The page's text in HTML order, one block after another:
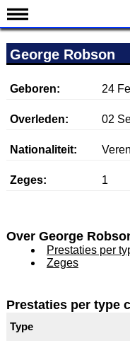
Nieuws
Kalender
Uitslagen
Teams
IndyCar 101
George Robson
Geboren: 24
Overleden: 02
Nationaliteit:
Zeges: 1
Over George
Prestaties per
Zeges
Prestaties per type
Type